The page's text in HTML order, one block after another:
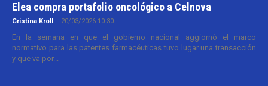
Elea compra portafolio oncológico a Celnova
Cristina Kroll - 20/03/2026 10:30
En la semana en que el gobierno nacional aggiornó el marco
normativo para las patentes farmacéuticas tuvo lugar una transacción
y que va por...